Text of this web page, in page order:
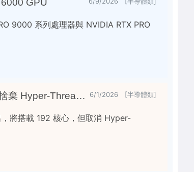
9000 系列處理器與 NVIDIA RTX PRO
Intel 下一代 Xeon Diamond Rapids 將搭載 192 核心，捨棄 Hyper-Threading 6/1/2026 [半導體類]
將搭載 192 核心，但取消 Hyper-